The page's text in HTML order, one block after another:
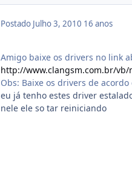
Postado Julho 3, 2010 16 anos
Amigo baixe os drivers no link
http://www.clangsm.com.br/
Obs: Baixe os drivers de
eu já tenho estes driver
nele ele so tar reiniciando